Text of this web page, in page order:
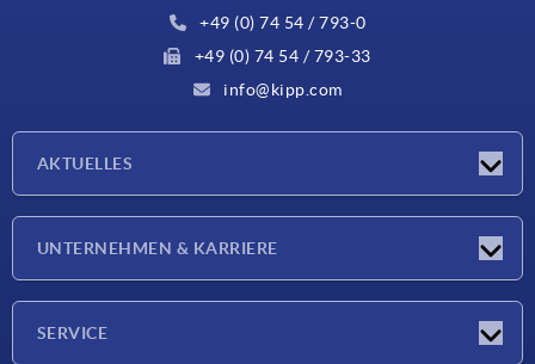
+49 (0) 74 54 / 793-0
+49 (0) 74 54 / 793-33
info@kipp.com
AKTUELLES
Presseberichte
UNTERNEHMEN & KARRIERE
SERVICE